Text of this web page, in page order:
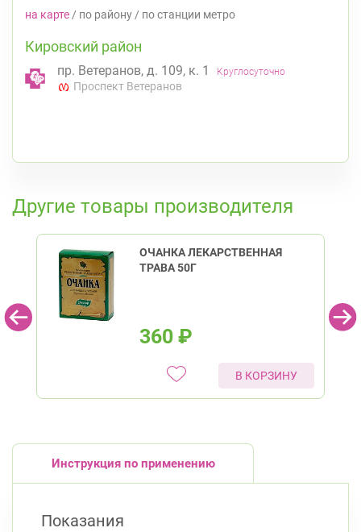
на карте / по району / по станции метро
Кировский район
пр. Ветеранов, д. 109, к. 1 Круглосуточно
Проспект Ветеранов
Другие товары производителя
ОЧАНКА ЛЕКАРСТВЕННАЯ
ТРАВА 50Г
360 ₽
В КОРЗИНУ
Инструкция по применению
Показания